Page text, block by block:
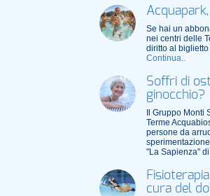
Se hai un
nei centri delle
diritto al
Continua..
Soffri di
ginocchio?
Il Gruppo Monti
Terme
persone da
"La Sapienza"
cura del